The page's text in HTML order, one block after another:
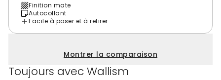
Finition mate
Autocollant
Facile à poser et à retirer
Montrer la comparaison
Toujours avec Wallism